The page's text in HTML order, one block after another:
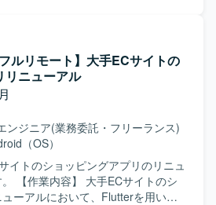
環境にて、Kotlin/JavaおよびGitを
います。アーキテクチャはClean
構成となっている想定です。
協調性を持ち、円滑なコミュニケ
歓迎いたします。既存のコードに対
できる方にご活躍いただけます。
期的な運用と開発を通じて、
ンの改善サイクルを継続的に経験で
ドの改善提案を行うことで、設計
できます。 【開発環境】
開発環境にて、MVVMアーキテク
います。
ルリモート】大手ECサイトの
リニューアル
ンジニア(業務委託・フリーランス)
（OS）
イトのショッピングアプリのリニュ
シ
ーアルにおいて、Flutterを用いた